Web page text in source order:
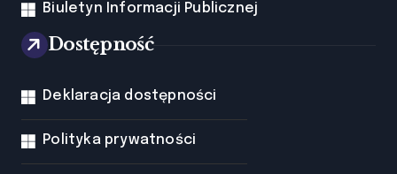
Biuletyn Informacji Publicznej
Dostępność
Deklaracja dostępności
Polityka prywatności